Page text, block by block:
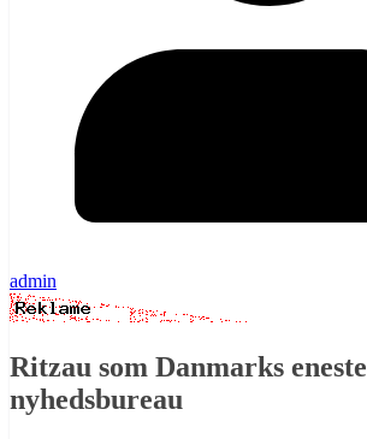
admin
Ritzau som Danmarks eneste
nyhedsbureau